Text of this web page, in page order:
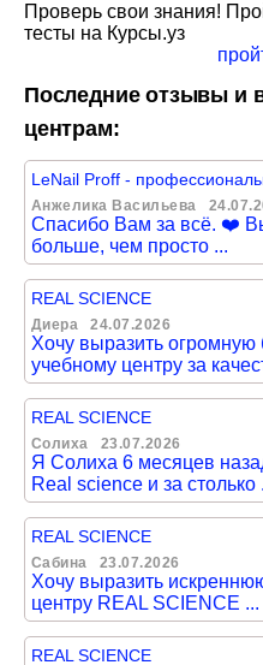
Проверь свои знания!
тесты на Курсы.уз
Последние отзывы и
центрам:
LeNail Proff -
Анжелика Васильева
Спасибо Вам за всё. ❤️
больше, чем просто ...
REAL SCIENCE
Диера 24.07.2026
Хочу выразить огромную
учебному центру за
REAL SCIENCE
Солиха 23.07.2026
Я Солиха 6 месяцев
Real science и за столько
REAL SCIENCE
Сабина 23.07.2026
Хочу выразить
центру REAL SCIENCE ...
REAL SCIENCE